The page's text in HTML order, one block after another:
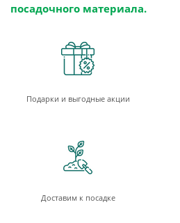
посадочного материала.
Подарки и выгодные акции
Доставим к посадке